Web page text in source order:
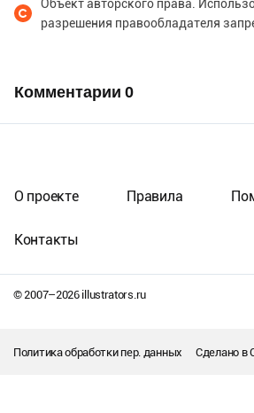
Объект авторского права.
разрешения правообладателя
Комментарии 0
© 2007–2026illustrators.ru
О проекте Правила
Контакты
Политика обработки пер. данных Сделано в